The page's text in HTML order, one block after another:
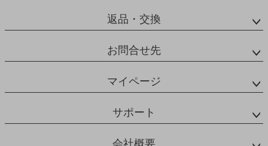
返品・交換
お問合せ先
マイページ
サポート
会社概要